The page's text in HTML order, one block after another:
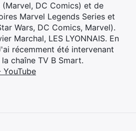
DC Comics) et de
Marvel Legends Series et
Wars, DC Comics, Marvel).
Marchal, LES LYONNAIS. En
récemment été intervenant
chaîne TV B Smart.
YouTube